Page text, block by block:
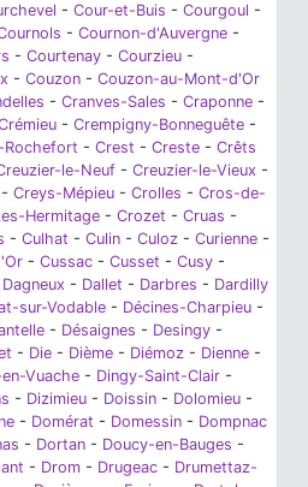
- Cour-et-Buis - Courgoul -
- Cournon-d'Auvergne -
- Courtenay - Courzieu -
- Couzon - Couzon-au-Mont-d'Or
- Cranves-Sales - Craponne -
- Crempigny-Bonneguête -
Rochefort - Crest - Creste - Crêts
le-Neuf - Creuzier-le-Vieux -
- Creys-Mépieu - Crolles - Cros-de-
Hermitage - Crozet - Cruas -
- Culhat - Culin - Culoz - Curienne -
- Cussac - Cusset - Cusy -
Dagneux - Dallet - Darbres - Dardilly
sur-Vodable - Décines-Charpieu -
- Désaignes - Desingy -
- Die - Dième - Diémoz - Dienne -
Vuache - Dingy-Saint-Clair -
- Dizimieu - Doissin - Dolomieu -
- Domérat - Domessin - Dompnac
- Dortan - Doucy-en-Bauges -
- Drom - Drugeac - Drumettaz-